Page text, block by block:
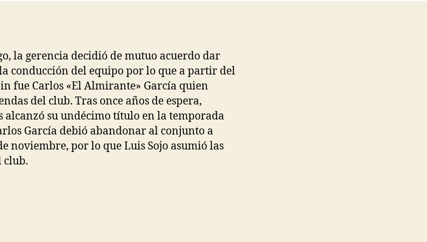
la gerencia decidió de mutuo acuerdo dar
conducción del equipo por lo que a partir del
fue Carlos «El Almirante» García quien
del club. Tras once años de espera,
alcanzó su undécimo título en la temporada
García debió abandonar al conjunto a
noviembre, por lo que Luis Sojo asumió las
club.